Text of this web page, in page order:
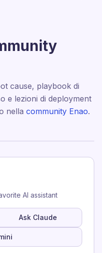
cause, playbook di
e lezioni di deployment
nella community Enao.
AI assistant
Ask Claude